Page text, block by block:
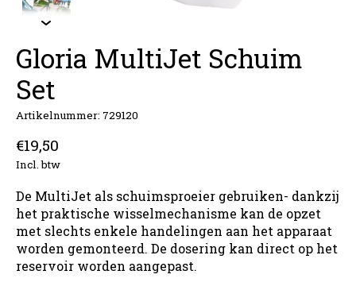
Gloria MultiJet Schuim
Set
Artikelnummer: 729120
€19,50
Incl. btw
De MultiJet als schuimsproeier gebruiken- dankzij
het praktische wisselmechanisme kan de opzet
met slechts enkele handelingen aan het apparaat
worden gemonteerd. De dosering kan direct op het
reservoir worden aangepast.